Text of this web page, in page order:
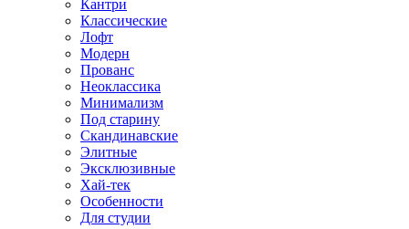
Кантри
Классические
Лофт
Модерн
Прованс
Неоклассика
Минимализм
Под старину
Скандинавские
Элитные
Эксклюзивные
Хай-тек
Особенности
Для студии